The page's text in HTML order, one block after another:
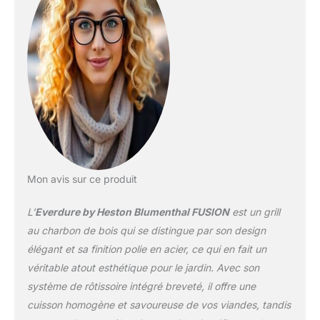
Mon avis sur ce produit
L’Everdure by Heston Blumenthal FUSIONest un grill
au charbon de bois qui se distingue par son design
élégant et sa finition polie en acier, ce qui en fait un
véritable atout esthétique pour le jardin. Avec son
système de rôtissoire intégré breveté, il offre une
cuisson homogène et savoureuse de vos viandes, tandis